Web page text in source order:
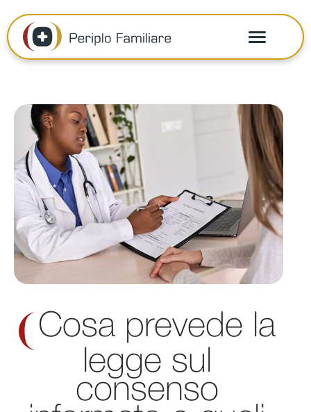
Cosa prevede la
legge sul
consenso